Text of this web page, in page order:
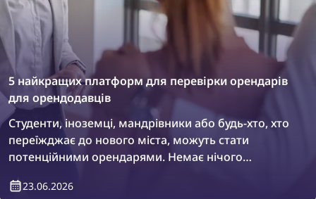
5 найкращих платформ для перевірки орендарів
для орендодавців
Студенти, іноземці, мандрівники або будь-хто, хто
переїжджає до нового міста, можуть стати
потенційними орендарями. Немає нічого
перевірку або просто переконатися, хто саме
23.06.2026